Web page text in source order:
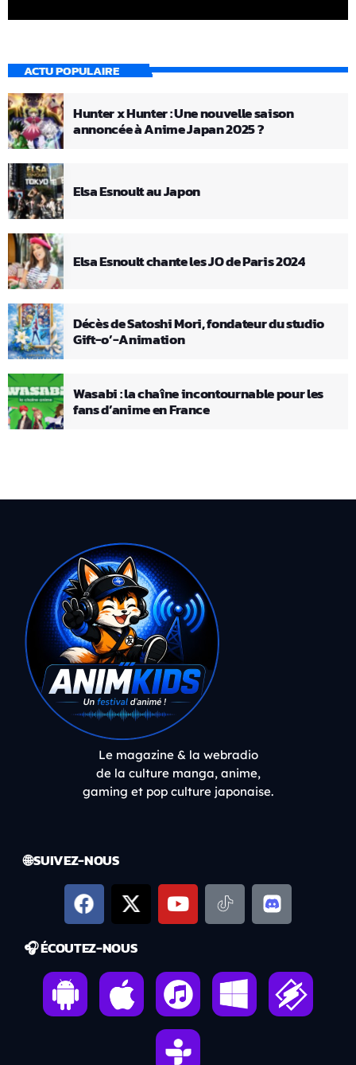
ACTU POPULAIRE
Hunter x Hunter : Une nouvelle saison
annoncée à Anime Japan 2025 ?
Elsa Esnoult au Japon
Elsa Esnoult chante les JO de Paris 2024
Décès de Satoshi Mori, fondateur du studio
Gift-o’-Animation
Wasabi : la chaîne incontournable pour les
fans d’anime en France
Le magazine & la webradio
de la culture manga, anime,
gaming et pop culture japonaise.
🌐 SUIVEZ-NOUS
🎧 ÉCOUTEZ-NOUS